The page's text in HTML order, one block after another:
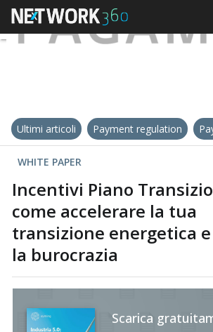
Ultimi articoli Payment regulation
WHITE PAPER
Incentivi Piano
come accelerare la tua
transizione energetica
la burocrazia
Scarica